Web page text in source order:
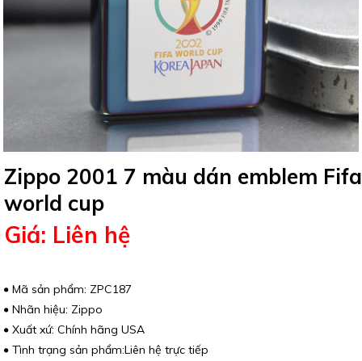
Zippo 2001 7 màu dán emblem Fifa
world cup
Giá: Liên hệ
Mã sản phẩm: ZPC187
Nhãn hiệu: Zippo
Xuất xứ: Chính hãng USA
Tình trạng sản phẩm:Liên hệ trực tiếp